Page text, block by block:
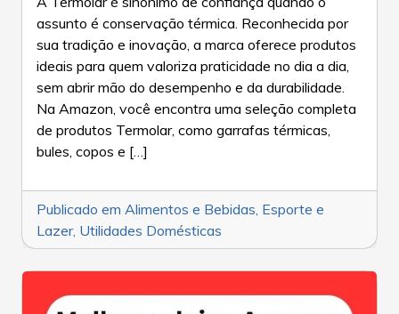
assunto é conservação térmica. Reconhecida por
sua tradição e inovação, a marca oferece produtos
ideais para quem valoriza praticidade no dia a dia,
sem abrir mão do desempenho e da durabilidade.
Na Amazon, você encontra uma seleção completa
de produtos Termolar, como garrafas térmicas,
bules, copos e […]
Publicado em Alimentos e Bebidas Esporte e
Lazer, Utilidades Domésticas